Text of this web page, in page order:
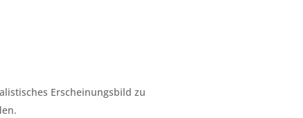
Erscheinungsbild zu